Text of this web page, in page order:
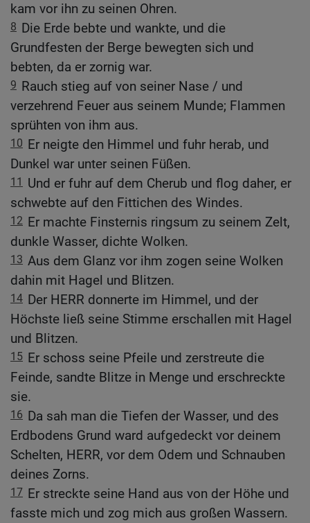
kam vor ihn zu seinen Ohren.
8 Die Erde bebte und wankte, und die
Grundfesten der Berge bewegten sich und
bebten, da er zornig war.
9 Rauch stieg auf von seiner Nase / und
verzehrend Feuer aus seinem Munde; Flammen
sprühten von ihm aus.
10 Er neigte den Himmel und fuhr herab, und
Dunkel war unter seinen Füßen.
11
Und er fuhr auf dem Cherub und flog daher, er
schwebte auf den Fittichen des Windes.
12 Er machte Finsternis ringsum zu seinem Zelt,
dunkle Wasser, dichte Wolken.
13 Aus dem Glanz vor ihm zogen seine Wolken
dahin mit Hagel und Blitzen.
14 Der HERR donnerte im Himmel, und der
Höchste ließ seine Stimme erschallen mit Hagel
und Blitzen.
15 Er schoss seine Pfeile und zerstreute die
Feinde, sandte Blitze in Menge und erschreckte
sie.
16 Da sah man die Tiefen der Wasser, und des
Erdbodens Grund ward aufgedeckt vor deinem
Schelten, HERR, vor dem Odem und Schnauben
deines Zorns.
17 Er streckte seine Hand aus von der Höhe und
fasste mich und zog mich aus großen Wassern.